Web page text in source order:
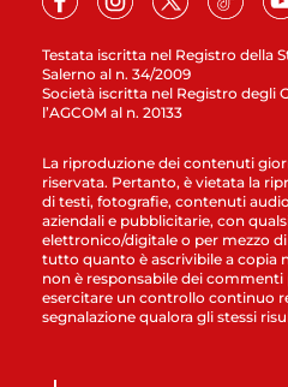
Testata iscritta nel Registro della
Salerno al n. 34/2009
Società iscritta nel Registro degli
l’AGCOM al n. 20133
La riproduzione dei contenuti
riservata. Pertanto, è vietata la
di testi, fotografie, contenuti
aziendali e pubblicitarie, con
elettronico/digitale o per mezzo
tutto quanto è ascrivibile a copia
non è responsabile dei
esercitare un controllo continuo
segnalazione qualora gli stessi